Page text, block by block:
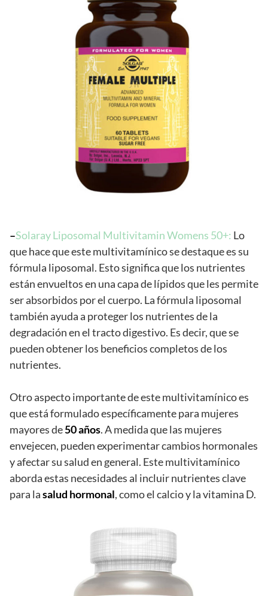
–Solaray Liposomal Multivitamin Womens 50+: Lo
que hace que este multivitamínico se destaque es su
fórmula liposomal. Esto significa que los nutrientes
están envueltos en una capa de lípidos que les permite
ser absorbidos por el cuerpo. La fórmula liposomal
también ayuda a proteger los nutrientes de la
degradación en el tracto digestivo. Es decir, que se
pueden obtener los beneficios completos de los
nutrientes.
Otro aspecto importante de este multivitamínico es
que está formulado específicamente para mujeres
mayores de50 años. A medida que las mujeres
envejecen, pueden experimentar cambios hormonales
y afectar su salud en general. Este multivitamínico
aborda estas necesidades al incluir nutrientes clave
para lasalud hormonal, como el calcio y la vitamina D.